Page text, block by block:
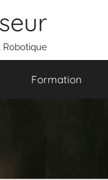
Robotique
Formation